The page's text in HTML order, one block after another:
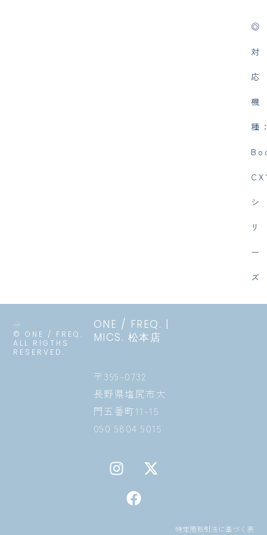
◎
対
応
機
種
シ
リ
ー
ズ
© ONE / FREQ.
ALL RIGTHS
RESERVED.
ONE / FREQ. |
MICS. 松本店
〒399-0732
長野県塩尻市大
門五番町11-15
090 9804 9015
I
n
X
-
c
e
特定商取引法に基づく表